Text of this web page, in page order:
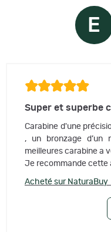
E
Super et superbe
Carabine d'une
, un bronzage d’un
meilleures carabine a
Je recommande cette
Acheté sur